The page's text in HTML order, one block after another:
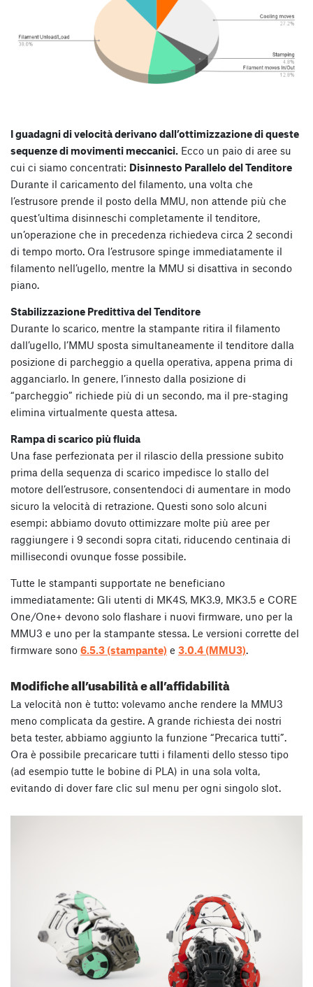
I guadagni di velocità derivano dall’ottimizzazione di queste
sequenze di movimenti meccanici. Ecco un paio di aree su
cui ci siamo concentrati: Disinnesto Parallelo del Tenditore
Durante il caricamento del filamento, una volta che
l’estrusore prende il posto della MMU, non attende più che
quest’ultima disinneschi completamente il tenditore,
un’operazione che in precedenza richiedeva circa 2 secondi
di tempo morto. Ora l’estrusore spinge immediatamente il
filamento nell’ugello, mentre la MMU si disattiva in secondo
piano.
Stabilizzazione Predittiva del Tenditore
Durante lo scarico, mentre la stampante ritira il filamento
dall’ugello, l’MMU sposta simultaneamente il tenditore dalla
posizione di parcheggio a quella operativa, appena prima di
agganciarlo. In genere, l’innesto dalla posizione di
“parcheggio” richiede più di un secondo, ma il pre-staging
elimina virtualmente questa attesa.
Rampa di scarico più fluida
Una fase perfezionata per il rilascio della pressione subito
prima della sequenza di scarico impedisce lo stallo del
motore dell’estrusore, consentendoci di aumentare in modo
sicuro la velocità di retrazione. Questi sono solo alcuni
esempi: abbiamo dovuto ottimizzare molte più aree per
raggiungere i 9 secondi sopra citati, riducendo centinaia di
millisecondi ovunque fosse possibile.
Tutte le stampanti supportate ne beneficiano
immediatamente: Gli utenti di MK4S, MK3.9, MK3.5 e CORE
One/One+ devono solo flashare i nuovi firmware, uno per la
MMU3 e uno per la stampante stessa. Le versioni corrette del
firmware sono 6.5.3 (stampante) e 3.0.4 (MMU3).
Modifiche all’usabilità e all’affidabilità
La velocità non è tutto: volevamo anche rendere la MMU3
meno complicata da gestire. A grande richiesta dei nostri
beta tester, abbiamo aggiunto la funzione “Precarica tutti”.
Ora è possibile precaricare tutti i filamenti dello stesso tipo
(ad esempio tutte le bobine di PLA) in una sola volta,
evitando di dover fare clic sul menu per ogni singolo slot.